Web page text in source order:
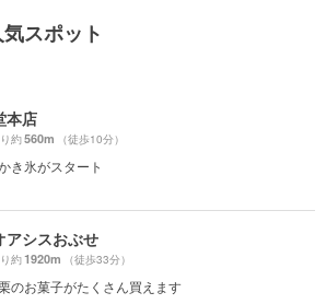
スポット
本店
約560m （徒歩10分）
き氷がスタート
アシスおぶせ
約1920m （徒歩33分）
のお菓子がたくさん買えます